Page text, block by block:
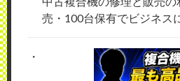
売・100台保有でビジネス